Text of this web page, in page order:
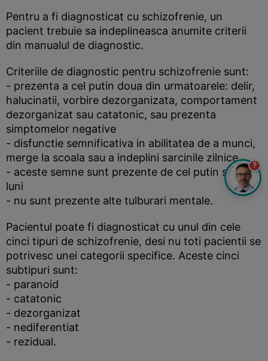
Pentru a fi diagnosticat cu schizofrenie, un
pacient trebuie sa indeplineasca anumite criterii
din manualul de diagnostic.
Criteriile de diagnostic pentru schizofrenie sunt:
- prezenta a cel putin doua din urmatoarele: delir,
halucinatii, vorbire dezorganizata, comportament
dezorganizat sau catatonic, sau prezenta
simptomelor negative
- disfunctie semnificativa in abilitatea de a munci,
merge la scoala sau a indeplini sarcinile zilnice
- aceste semne sunt prezente de cel putin sase
luni
- nu sunt prezente alte tulburari mentale.
Pacientul poate fi diagnosticat cu unul din cele
cinci tipuri de schizofrenie, desi nu toti pacientii se
potrivesc unei categorii specifice. Aceste cinci
subtipuri sunt:
- paranoid
- catatonic
- dezorganizat
- nediferentiat
- rezidual.
?